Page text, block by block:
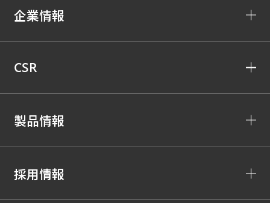
企業情報
CSR
製品情報
採用情報